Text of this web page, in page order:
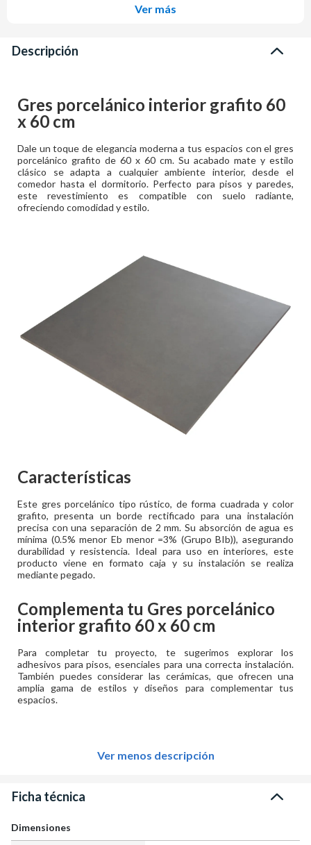
Ver más
Descripción
Gres porcelánico interior grafito 60
x 60 cm
Dale un toque de elegancia moderna a tus espacios con el gres
porcelánico grafito de 60 x 60 cm. Su acabado mate y estilo
clásico se adapta a cualquier ambiente interior, desde el
comedor hasta el dormitorio. Perfecto para pisos y paredes,
este revestimiento es compatible con suelo radiante,
ofreciendo comodidad y estilo.
Características
Este gres porcelánico tipo rústico, de forma cuadrada y color
grafito, presenta un borde rectificado para una instalación
precisa con una separación de 2 mm. Su absorción de agua es
mínima (0.5% menor Eb menor =3% (Grupo BIb)), asegurando
durabilidad y resistencia. Ideal para uso en interiores, este
producto viene en formato caja y su instalación se realiza
mediante pegado.
Complementa tu Gres porcelánico
interior grafito 60 x 60 cm
Para completar tu proyecto, te sugerimos explorar los
adhesivos para pisos, esenciales para una correcta instalación.
También puedes considerar las cerámicas, que ofrecen una
amplia gama de estilos y diseños para complementar tus
espacios.
Ver menos descripción
Ficha técnica
Dimensiones